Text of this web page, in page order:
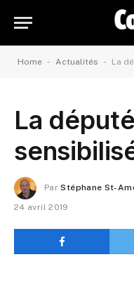
Home - Actualités - La
La
Par Stéphane St-
24 avril 2019